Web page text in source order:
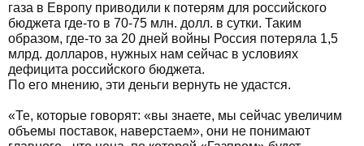
газа в Европу приводили к потерям для российского
бюджета где-то в 70-75 млн. долл. в сутки. Таким
образом, где-то за 20 дней войны Россия потеряла 1,5
млрд. долларов, нужных нам сейчас в условиях
дефицита российского бюджета.
По его мнению, эти деньги вернуть не удастся.
«Те, которые говорят: «вы знаете, мы сейчас увеличим
объемы поставок, наверстаем», они не понимают